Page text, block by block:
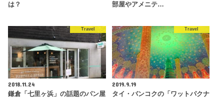
は？
部屋やアメニテ…
Travel
2018.11.24
鎌倉「七里ヶ浜」の話題のパン屋
Travel
2019.9.19
タイ・バンコクの「ワットパクナ